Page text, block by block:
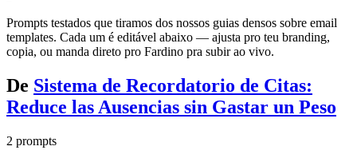
Prompts testados que tiramos dos nossos guias densos sobre email
templates. Cada um é editável abaixo — ajusta pro teu branding,
copia, ou manda direto pro Fardino pra subir ao vivo.
De Sistema de Recordatorio de Citas:
Reduce las Ausencias sin Gastar un Peso
2 prompts